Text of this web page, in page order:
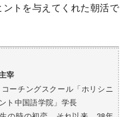
トを与えてくれた朝活で
宰
ーチングスクール「ホリシニ
ト中国語学院」学長